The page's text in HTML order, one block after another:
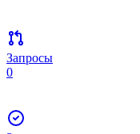
Запросы
0